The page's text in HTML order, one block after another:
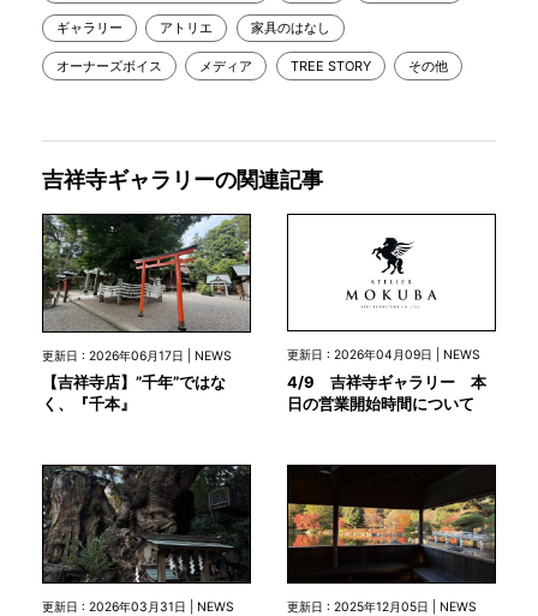
ギャラリー アトリエ 家具のはなし
オーナーズボイス メディア TREE STORY その他
吉祥寺ギャラリーの関連記事
更新日 : 2026年06月17日 | NEWS
【吉祥寺店】”千年”ではな
く、『千本』
更新日 : 2026年04月09日 | NEWS
4/9 吉祥寺ギャラリー 本
日の営業開始時間について
更新日 : 2026年03月31日 | NEWS 更新日 : 2025年12月05日 | NEWS